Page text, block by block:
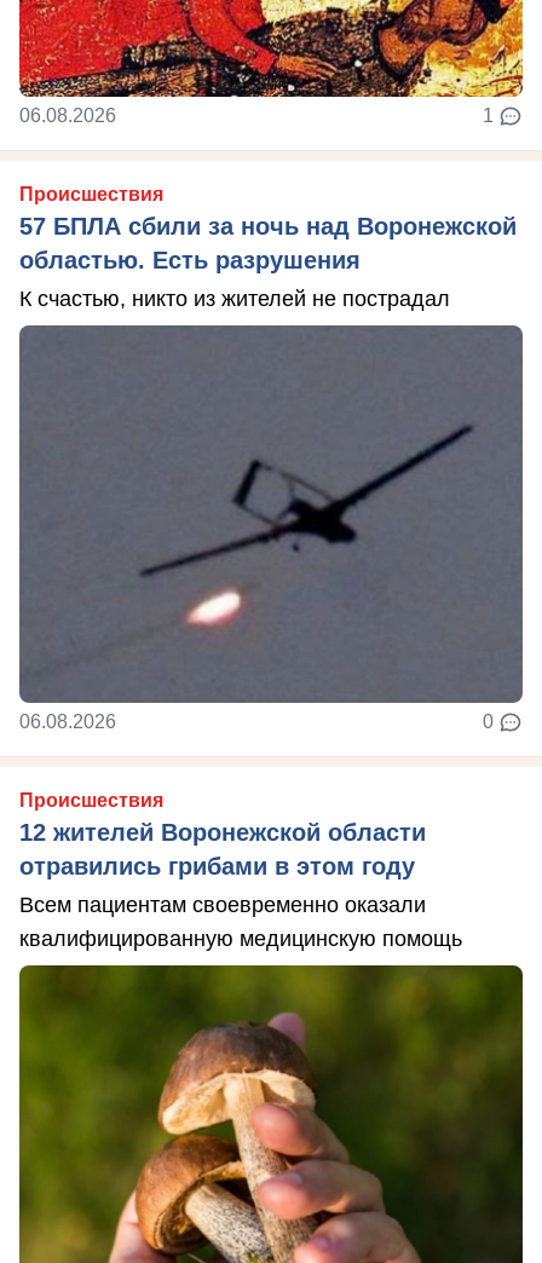
06.08.2026 1
Происшествия
57 БПЛА сбили за ночь над Воронежской
областью. Есть разрушения
К счастью, никто из жителей не пострадал
06.08.2026 0
Происшествия
12 жителей Воронежской области
отравились грибами в этом году
Всем пациентам своевременно оказали
квалифицированную медицинскую помощь